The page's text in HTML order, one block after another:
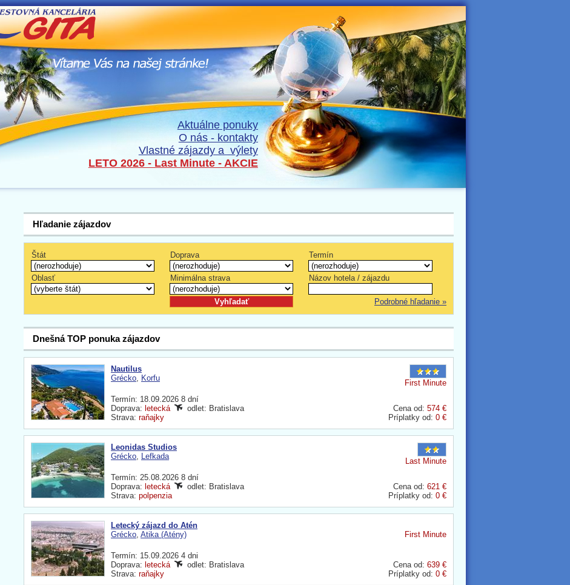
Aktuálne ponuky
O nás - kontakty
Vlastné zájazdy a výlety
LETO 2026 - Last Minute - AKCIE
Hľadanie zájazdov
Štát Doprava Termín
Oblasť Minimálna strava Názov hotela / zájazdu
Podrobné hľadanie »
Dnešná TOP ponuka zájazdov
Nautilus
Grécko, Korfu
First Minute
Termín: 18.09.2026 8 dní
Doprava: letecká
odlet: Bratislava
Strava: raňajky
Cena od: 574 €
Príplatky od: 0 €
Leonidas Studios
Grécko, Lefkada
Last Minute
Termín: 25.08.2026 8 dní
Doprava: letecká
odlet: Bratislava
Strava: polpenzia
Cena od: 621 €
Príplatky od: 0 €
Letecký zájazd do Atén
Grécko, Atika (Atény) First Minute
Termín: 15.09.2026 4 dni
Doprava: letecká
odlet: Bratislava
Strava: raňajky
Cena od: 639 €
Príplatky od: 0 €